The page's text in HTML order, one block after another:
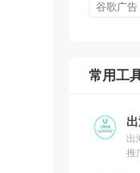
谷歌广告
常用工
出
推